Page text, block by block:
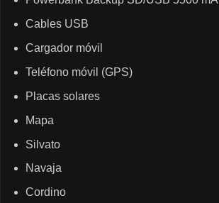
Cables USB
Cargador móvil
Teléfono móvil (GPS)
Placas solares
Mapa
Silvato
Navaja
Cordino